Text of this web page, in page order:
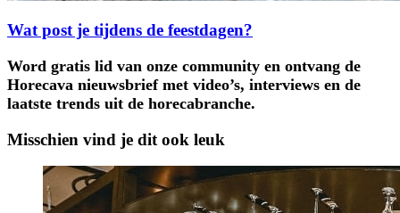
Wat post je tijdens de feestdagen?
Word gratis lid van onze community en ontvang de
Horecava nieuwsbrief met video’s, interviews en de
laatste trends uit de horecabranche.
Misschien vind je dit ook leuk